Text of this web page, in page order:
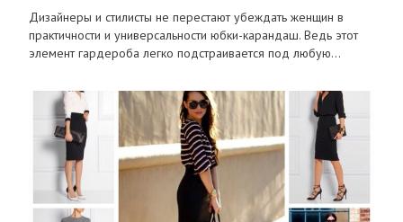
Дизайнеры и стилисты не перестают убеждать женщин в
практичности и универсальности юбки-карандаш. Ведь этот
элемент гардероба легко подстраивается под любую…